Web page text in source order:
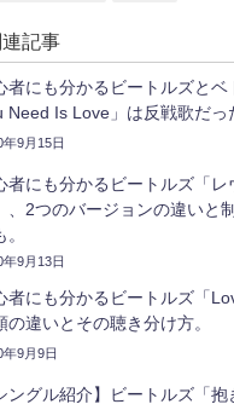
記事
者にも分かるビートルズとベ
Need Is Love」は反戦歌だっ
年9月15日
者にも分かるビートルズ「レ
、2つのバージョンの違いと
。
年9月13日
者にも分かるビートルズ「
の違いとその聴き分け方。
年9月9日
ングル紹介】ビートルズ「